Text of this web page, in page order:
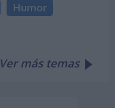
Humor
Ver más temas